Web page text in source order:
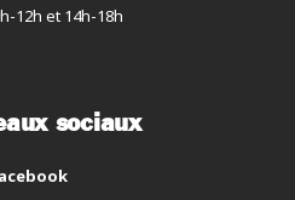
12h et 14h-18h
sociaux